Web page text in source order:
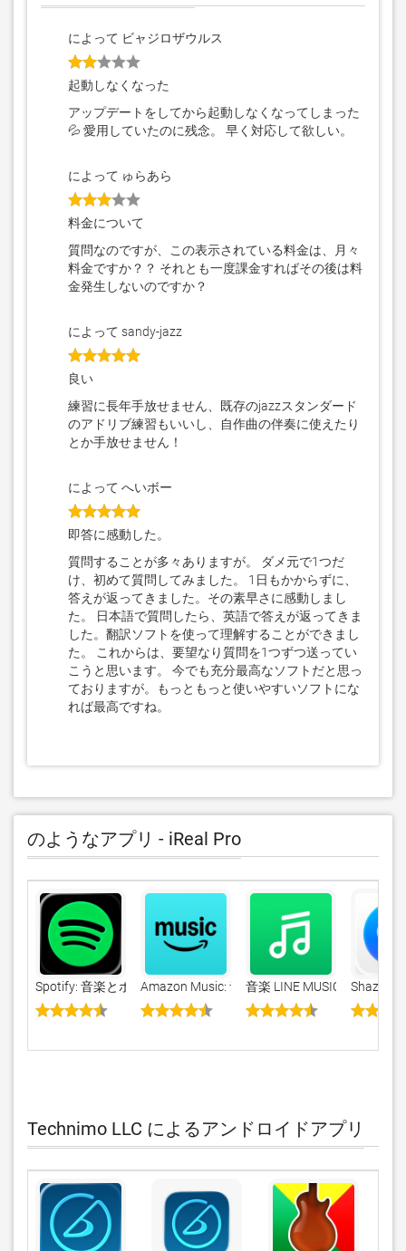
によって ビャジロザウルス
起動しなくなった
アップデートをしてから起動しなくなってしまった
💦 愛用していたのに残念。 早く対応して欲しい。
によって ゅらあら
料金について
質問なのですが、この表示されている料金は、月々
料金ですか？？ それとも一度課金すればその後は料
金発生しないのですか？
によって sandy-jazz
良い
練習に長年手放せません、既存のjazzスタンダード
のアドリブ練習もいいし、自作曲の伴奏に使えたり
とか手放せません！
によって へいボー
即答に感動した。
質問することが多々ありますが。 ダメ元で1つだ
け、初めて質問してみました。 1日もかからずに、
答えが返ってきました。その素早さに感動しまし
た。 日本語で質問したら、英語で答えが返ってきま
した。翻訳ソフトを使って理解することができまし
た。 これからは、要望なり質問を1つずつ送ってい
こうと思います。 今でも充分最高なソフトだと思っ
ておりますが。もっともっと使いやすいソフトにな
れば最高ですね。
のようなアプリ - iReal Pro
Spotify: 音楽とポッドキャストAmazon Music: 音楽やポッドキャスト
音楽 LINE MUSIC 最新の歌
Shazam
Technimo LLC によるアンドロイドアプリ